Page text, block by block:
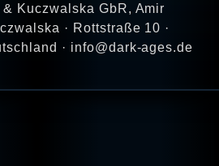
Kuczwalska GbR, Amir
· Rottstraße 10 ·
· info@dark-ages.de